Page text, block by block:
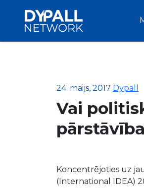
24. maijs, 2017 Dypall
Vai
Koncentrējoties uz
(International IDEA)